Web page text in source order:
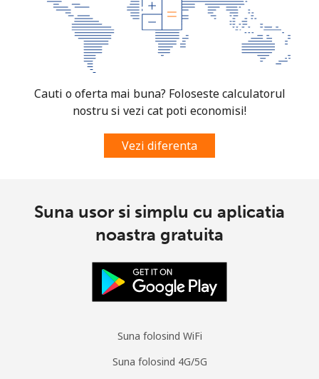
Cauti o oferta mai buna? Foloseste calculatorul
nostru si vezi cat poti economisi!
Vezi diferenta
Suna usor si simplu cu aplicatia
noastra gratuita
Suna folosind WiFi
Suna folosind 4G/5G